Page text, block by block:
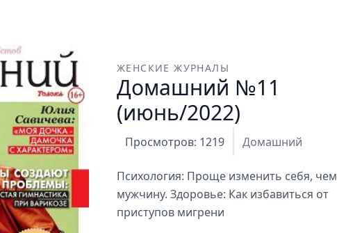
ЖЕНСКИЕ ЖУРНАЛЫ
Домашний №11
(июнь/2022)
Просмотров: 1219 Домашний
Психология: Проще изменить себя, чем
мужчину. Здоровье: Как избавиться от
приступов мигрени